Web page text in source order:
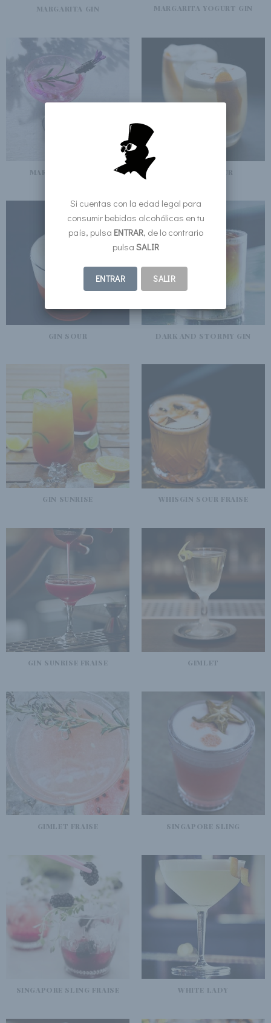
MARGARITA GIN MARGARITA YOGURT GIN
MARGARITA FRAISE WHISGIN SOUR
GIN SOUR DARK AND STORMY GIN
GIN SUNRISE WHISGIN SOUR FRAISE
GIN SUNRISE FRAISE GIMLET
GIMLET FRAISE SINGAPORE SLING
SINGAPORE SLING FRAISE WHITE LADY
Si cuentas con la edad legal para
consumir bebidas alcohólicas en tu
país, pulsa ENTRAR, de lo contrario
pulsa SALIR
ENTRAR SALIR